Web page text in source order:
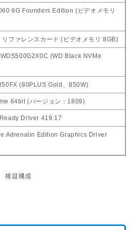
6G Founders Edition (ビデオメモリ
ファレンスカード (ビデオメモリ 8GB)
(WD Black NVMe
(80PLUS Gold、850W)
64bit (バージョン：1809)
Driver 419.17
Adrenalin Edition Graphics Driver
検証構成